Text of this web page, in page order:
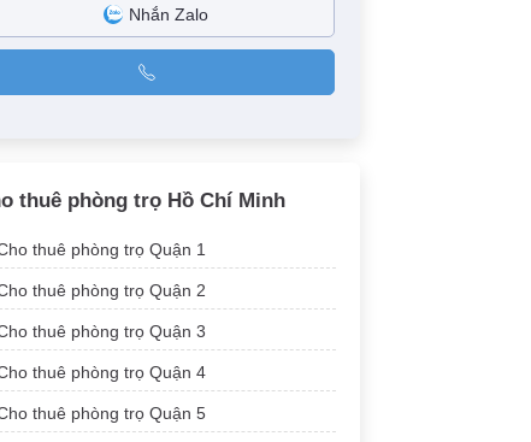
Nhắn Zalo
thuê phòng trọ Hồ Chí Minh
thuê phòng trọ Quận 1
thuê phòng trọ Quận 2
thuê phòng trọ Quận 3
thuê phòng trọ Quận 4
thuê phòng trọ Quận 5